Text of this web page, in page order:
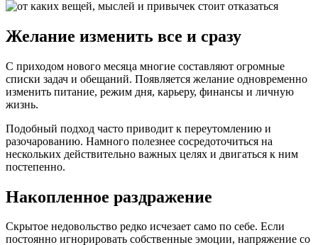
Желание изменить все и сразу
С приходом нового месяца многие составляют огромные
списки задач и обещаний. Появляется желание одновременно
изменить питание, режим дня, карьеру, финансы и личную
жизнь.
Подобный подход часто приводит к переутомлению и
разочарованию. Намного полезнее сосредоточиться на
нескольких действительно важных целях и двигаться к ним
постепенно.
Накопленное раздражение
Скрытое недовольство редко исчезает само по себе. Если
постоянно игнорировать собственные эмоции, напряжение со